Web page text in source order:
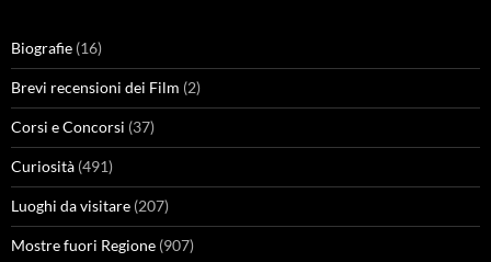
Biografie (16)
Brevi recensioni dei Film (2)
Corsi e Concorsi (37)
Curiosità (491)
Luoghi da visitare (207)
Mostre fuori Regione (907)